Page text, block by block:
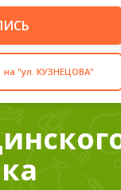
на "ул. КУЗНЕЦОВА"